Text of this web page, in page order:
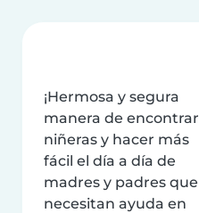
¡Hermosa y segura
manera de encontrar
niñeras y hacer más
fácil el día a día de
madres y padres que
necesitan ayuda en